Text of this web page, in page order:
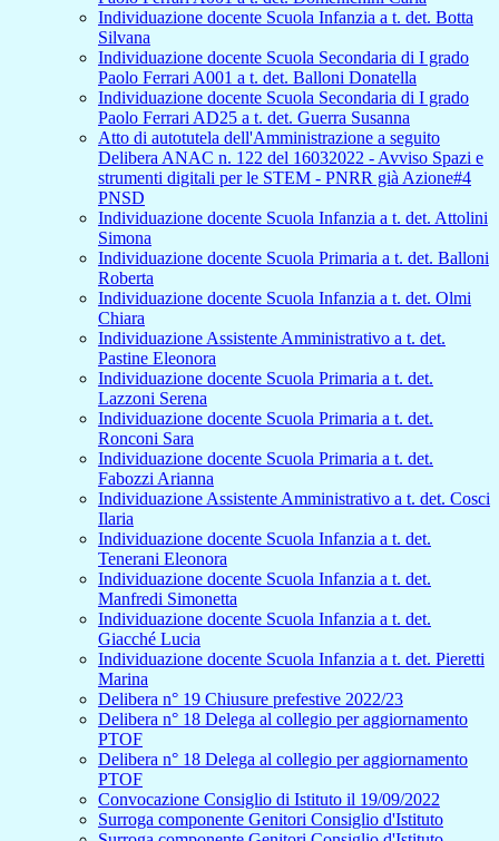
Individuazione docente Scuola Infanzia a t. det. Botta
Silvana
Individuazione docente Scuola Secondaria di I grado
Paolo Ferrari A001 a t. det. Balloni Donatella
Individuazione docente Scuola Secondaria di I grado
Paolo Ferrari AD25 a t. det. Guerra Susanna
Atto di autotutela dell'Amministrazione a seguito
Delibera ANAC n. 122 del 16032022 - Avviso Spazi e
strumenti digitali per le STEM - PNRR già Azione#4
PNSD
Individuazione docente Scuola Infanzia a t. det. Attolini
Simona
Individuazione docente Scuola Primaria a t. det. Balloni
Roberta
Individuazione docente Scuola Infanzia a t. det. Olmi
Chiara
Individuazione Assistente Amministrativo a t. det.
Pastine Eleonora
Individuazione docente Scuola Primaria a t. det.
Lazzoni Serena
Individuazione docente Scuola Primaria a t. det.
Ronconi Sara
Individuazione docente Scuola Primaria a t. det.
Fabozzi Arianna
Individuazione Assistente Amministrativo a t. det. Cosci
Ilaria
Individuazione docente Scuola Infanzia a t. det.
Tenerani Eleonora
Individuazione docente Scuola Infanzia a t. det.
Manfredi Simonetta
Individuazione docente Scuola Infanzia a t. det.
Giacché Lucia
Individuazione docente Scuola Infanzia a t. det. Pieretti
Marina
Delibera n° 19 Chiusure prefestive 2022/23
Delibera n° 18 Delega al collegio per aggiornamento
PTOF
Delibera n° 18 Delega al collegio per aggiornamento
PTOF
Convocazione Consiglio di Istituto il 19/09/2022
Surroga componente Genitori Consiglio d'Istituto